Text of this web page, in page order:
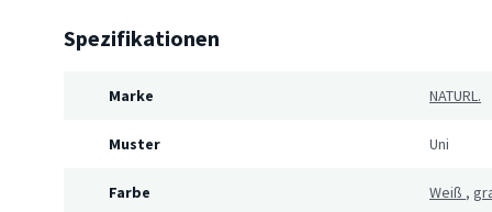
Spezifikationen
Marke NATURL.
Muster Uni
Farbe Weiß ,